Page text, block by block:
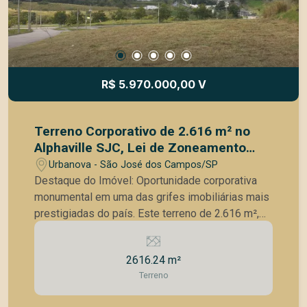
R$ 5.970.000,00 V
Terreno Corporativo de 2.616 m² no
Alphaville SJC, Lei de Zoneamento
(ZUD)
Urbanova - São José dos Campos/SP
Destaque do Imóvel: Oportunidade corporativa
monumental em uma das grifes imobiliárias mais
prestigiadas do país. Este terreno de 2.616 m²,
posicionado estrategicamente no Alphaville São
José dos Campos próximo a Pizzaria Troina e a
Academia Malha Sete, oferece a escala, a
visibilidade e a flexibilidade jurídica necessárias
para grandes projetos institucionais, comerciais e
2616.24 m²
Terreno